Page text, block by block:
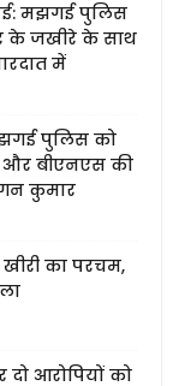
मझगई पुलिस
के जखीरे के साथ
में
पुलिस को
और बीएनएस की
कुमार
का परचम,
आरोपियों को